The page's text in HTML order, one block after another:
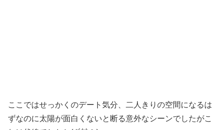
ここではせっかくのデート気分、二人きりの空間になるは
ずなのに太陽が面白くないと断る意外なシーンでしたがこ